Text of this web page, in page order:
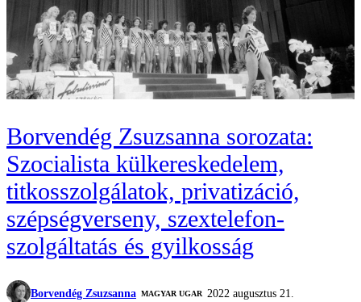
Borvendég Zsuzsanna sorozata:
Szocialista külkereskedelem,
titkosszolgálatok, privatizáció,
szépségverseny, szextelefon-
szolgáltatás és gyilkosság
Borvendég Zsuzsanna MAGYAR UGAR 2022 augusztus 21.